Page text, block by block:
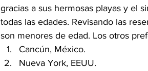
gracias a sus hermosas playas y el
todas las edades. Revisando las
son menores de edad. Los otros
Cancún, México.
Nueva York, EEUU.